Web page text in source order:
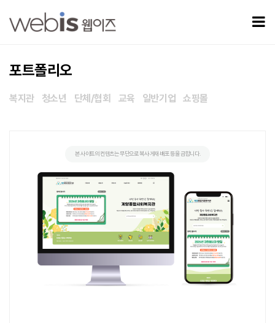
포트폴리오
복지관 청소년 단체/협회 교육 일반기업 쇼핑몰
본 사이트의 컨텐츠는 무단으로 복사·게재·배포 등을 금합니다.